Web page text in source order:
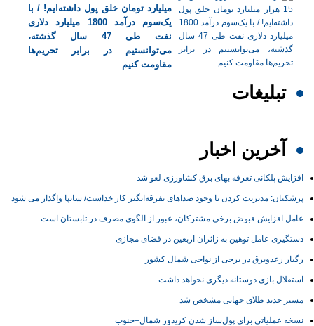
میلیارد تومان خلق پول داشته‌ایم! / با
یک‌سوم درآمد 1800 میلیارد دلاری
نفت طی 47 سال گذشته،
می‌توانستیم در برابر تحریم‌ها
مقاومت کنیم
تبلیغات
آخرین اخبار
افزایش پلکانی تعرفه بهای برق کشاورزی لغو شد
پزشکیان: مدیریت کردن با وجود صداهای تفرقه‌انگیز کار خداست/ سایپا واگذار می شود
عامل افزایش قبوض برخی مشترکان، عبور از الگوی مصرف در تابستان است
دستگیری عامل توهین به زائران اربعین در فضای مجازی
رگبار رعدوبرق در برخی از نواحی شمال کشور
استقلال بازی دوستانه دیگری نخواهد داشت
مسیر جدید طلای جهانی مشخص شد
نسخه عملیاتی برای پول‌ساز شدن کریدور شمال–جنوب